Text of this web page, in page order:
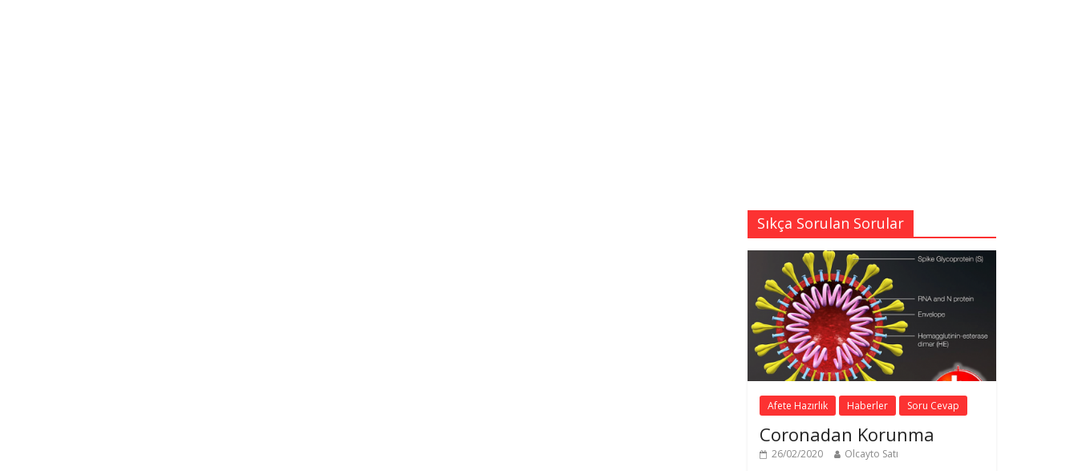
Sıkça Sorulan Sorular
Afete Hazırlık Haberler Soru Cevap
Coronadan Korunma
26/02/2020 Olcayto Satı